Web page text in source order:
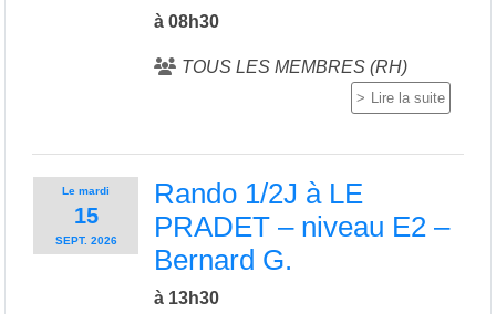
à 08h30
TOUS LES MEMBRES (RH)
Lire la suite
Lemardi
15
SEPT. 2026
Rando 1/2J à LE
PRADET – niveau E2 –
Bernard G.
à 13h30